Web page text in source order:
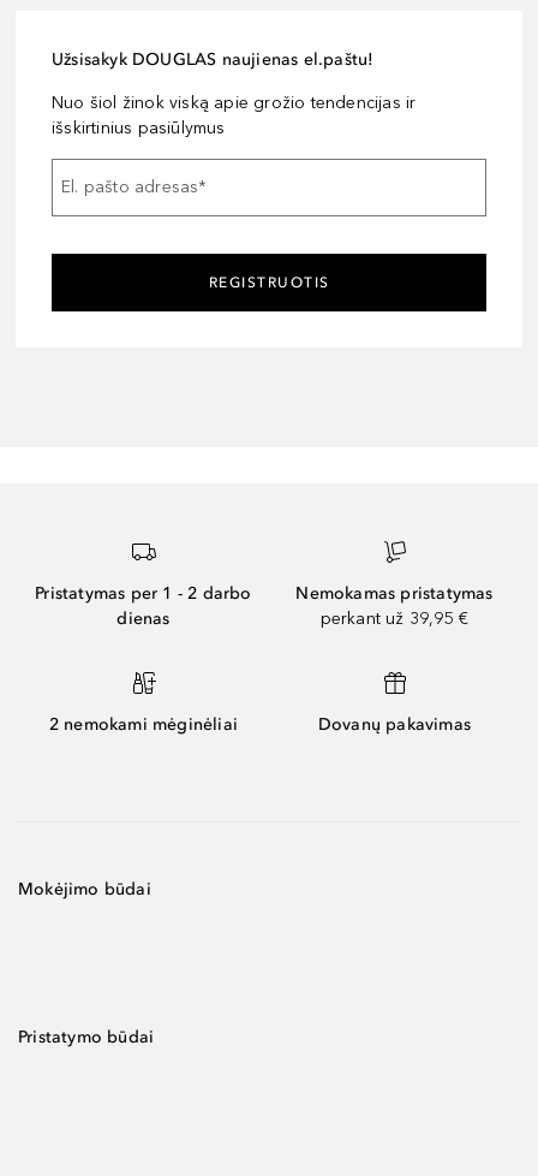
Užsisakyk DOUGLAS naujienas el.paštu!
Nuo šiol žinok viską apie grožio tendencijas ir
išskirtinius pasiūlymus
El. pašto adresas*
REGISTRUOTIS
Pristatymas per 1 - 2 darbo
dienas
Nemokamas pristatymas
perkant už 39,95 €
2 nemokami mėginėliai Dovanų pakavimas
Mokėjimo būdai
Pristatymo būdai